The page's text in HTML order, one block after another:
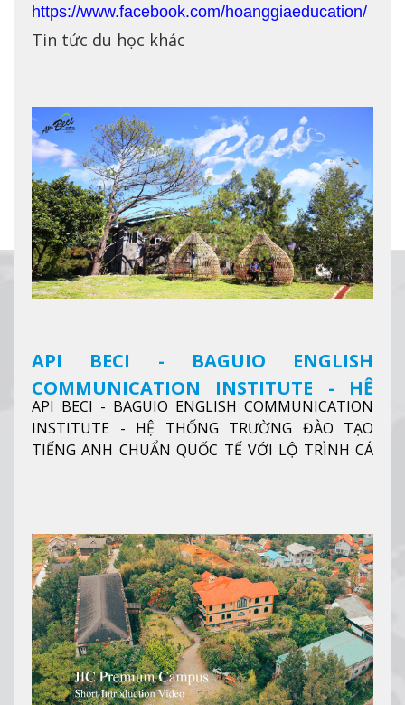
https://www.facebook.com/hoanggiaeducation/
Tin tức du học khác
API BECI - BAGUIO ENGLISH
COMMUNICATION INSTITUTE - HỆ
THỐNG TRƯỜNG ĐÀO TẠO TIẾNG
ANH CHUẨN QUỐC TẾ
API BECI - BAGUIO ENGLISH COMMUNICATION
INSTITUTE - HỆ THỐNG TRƯỜNG ĐÀO TẠO
TIẾNG ANH CHUẨN QUỐC TẾ VỚI LỘ TRÌNH CÁ